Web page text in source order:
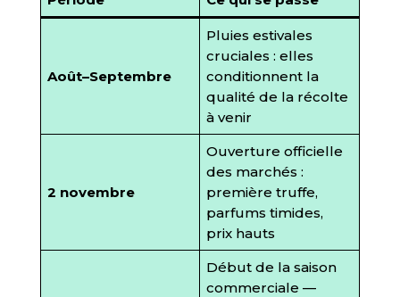
Août–Septembre
Pluies estivales
cruciales : elles
conditionnent la
qualité de la récolte
à venir
2 novembre
Ouverture officielle
des marchés :
première truffe,
parfums timides,
prix hauts
Début de la saison
commerciale —